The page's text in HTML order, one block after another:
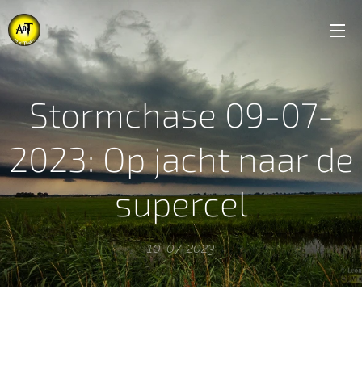
Stormchase 09-07-
2023: Op jacht naar de
supercel
10-07-2023